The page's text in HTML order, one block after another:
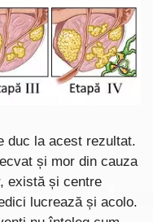
duc la acest rezultat.
și mor din cauza
există și centre
lucrează și acolo.